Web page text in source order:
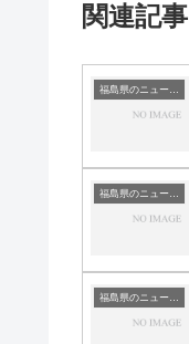
関連記事
福島県のニュース一覧
福島県のニュース一覧
福島県のニュース一覧